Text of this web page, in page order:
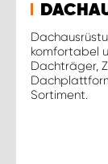
komfortabel
Dachträger,
Sortiment.